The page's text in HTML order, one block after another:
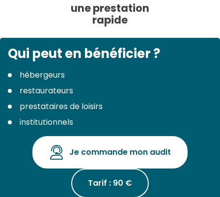
une prestation
rapide
Qui peut en bénéficier ?
hébergeurs
restaurateurs
prestataires de loisirs
institutionnels
Je commande mon audit
Tarif : 90 €